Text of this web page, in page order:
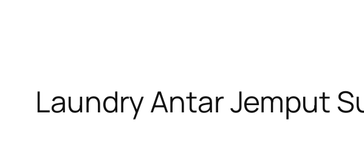
Laundry Antar Jemput